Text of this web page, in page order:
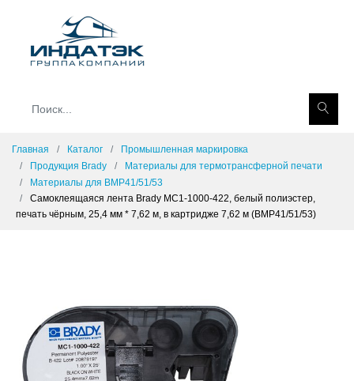
Главная Каталог
Промышленная маркировка
Продукция Brady
Материалы для термотрансферной печати
Материалы для BMP41/51/53
Самоклеящаяся лента Brady MC1-1000-422, белый полиэстер,
печать чёрным, 25,4 мм * 7,62 м, в картридже 7,62 м (BMP41/51/53)